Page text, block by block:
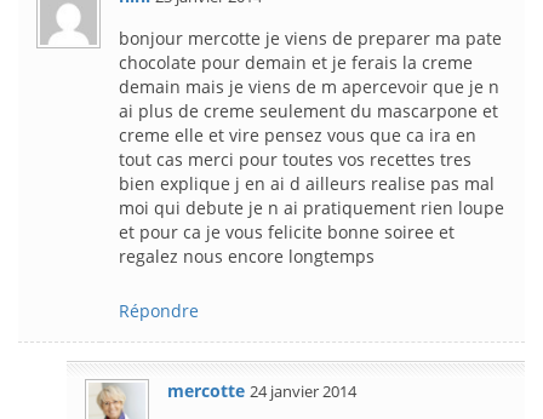
bonjour mercotte je viens de preparer ma pate
chocolate pour demain et je ferais la creme
demain mais je viens de m apercevoir que je n
ai plus de creme seulement du mascarpone et
creme elle et vire pensez vous que ca ira en
tout cas merci pour toutes vos recettes tres
bien explique j en ai d ailleurs realise pas mal
moi qui debute je n ai pratiquement rien loupe
et pour ca je vous felicite bonne soiree et
regalez nous encore longtemps
Répondre
mercotte 24 janvier 2014